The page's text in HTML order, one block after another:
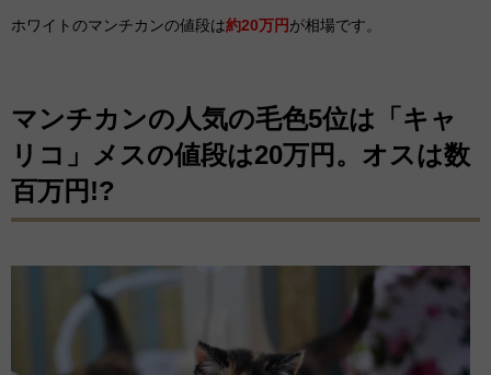
ホワイトのマンチカンの値段は約20万円が相場です。
マンチカンの人気の毛色5位は「キャ
リコ」メスの値段は20万円。オスは数
百万円!?